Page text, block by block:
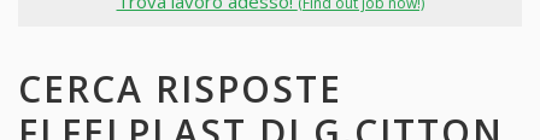
CERCA RISPOSTE